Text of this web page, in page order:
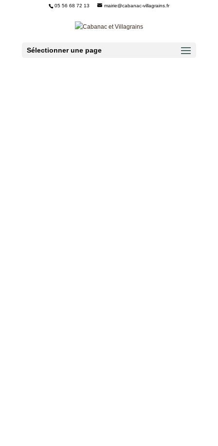
05 56 68 72 13 mairie@cabanac-villagrains.fr
Sélectionner une page